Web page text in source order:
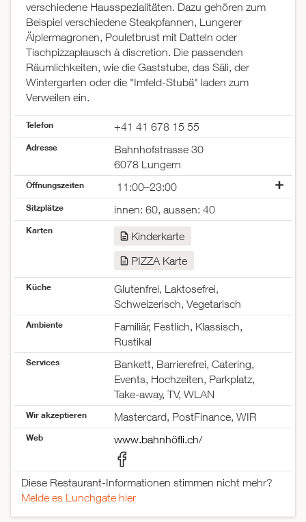
verschiedene Hausspezialitäten. Dazu gehören zum
Beispiel verschiedene Steakpfannen, Lungerer
Älplermagronen, Pouletbrust mit Datteln oder
Tischpizzaplausch à discretion. Die passenden
Räumlichkeiten, wie die Gaststube, das Säli, der
Wintergarten oder die "Imfeld-Stubä" laden zum
Verweilen ein.
Telefon +41 41 678 15 55
Adresse
Bahnhofstrasse 30
6078 Lungern
Öffnungszeiten
11:00–23:00
Montag
Mittwoch
Samstag
Sonntag
geschlossen
geschlossen
11:00–23:00
11:00–23:00
11:00–23:00
11:00–23:00
Sitzplätze innen: 60, aussen: 40
Karten
Kinderkarte
PIZZA Karte
Küche
Glutenfrei, Laktosefrei,
Schweizerisch, Vegetarisch
Ambiente
Familiär, Festlich, Klassisch,
Rustikal
Services
Bankett, Barrierefrei, Catering,
Events, Hochzeiten, Parkplatz,
Take-away, TV, WLAN
Wir akzeptieren Mastercard, PostFinance, WIR
Web www.bahnhöfli.ch/
Diese Restaurant-Informationen stimmen nicht mehr?
Melde es Lunchgate hier